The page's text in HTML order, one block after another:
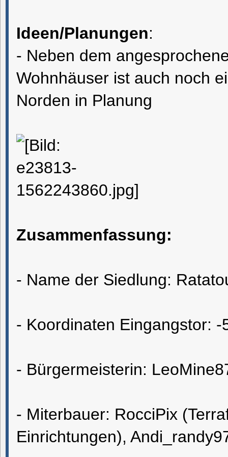
Ideen/Planungen:
- Neben dem
Wohnhäuser ist auch noch
Norden in Planung
Zusammenfassung:
- Name der Siedlung:
- Koordinaten Eingangstor: -
- Bürgermeisterin:
- Miterbauer: RocciPix
Einrichtungen),